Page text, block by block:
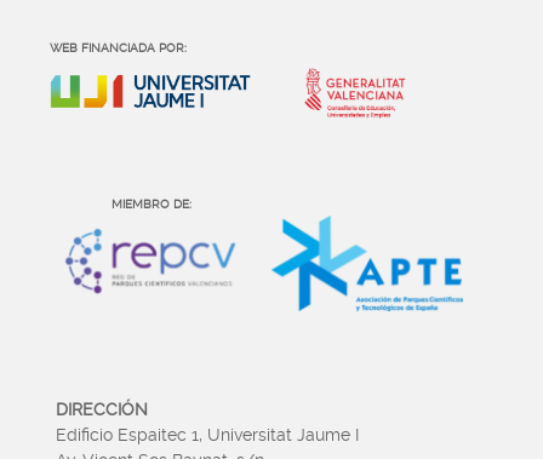
WEB FINANCIADA POR:
MIEMBRO DE:
DIRECCIÓN
Edificio Espaitec 1, Universitat Jaume I